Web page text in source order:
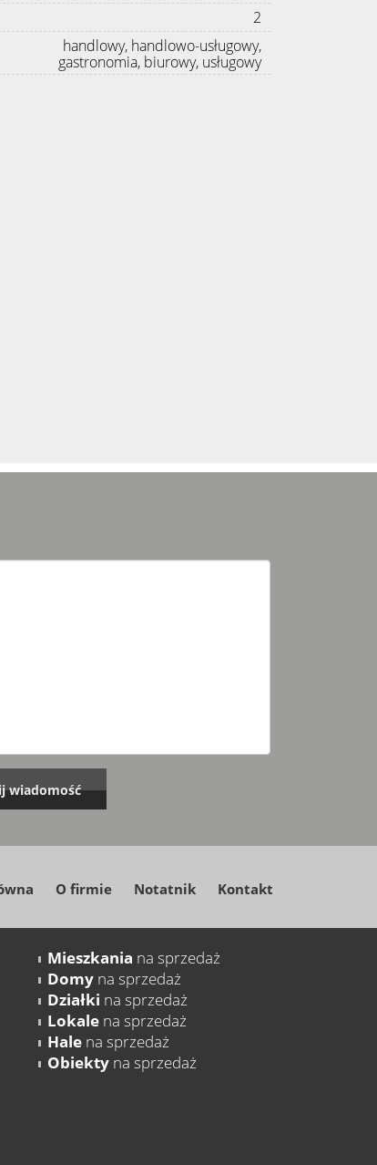
2
handlowy, handlowo-usługowy,
gastronomia, biurowy, usługowy
O firmie Notatnik Kontakt
Mieszkania na sprzedaż
Domy na sprzedaż
Działki na sprzedaż
Lokale na sprzedaż
Hale na sprzedaż
Obiekty na sprzedaż